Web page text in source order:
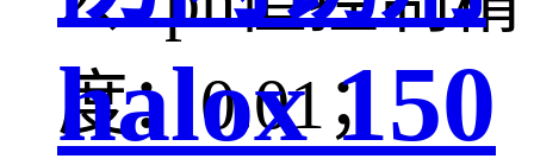
度：0.01；
halox 150